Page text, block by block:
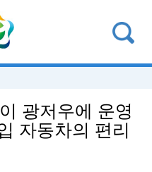
광저우에 운영
자동차의 편리